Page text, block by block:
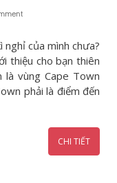
nghỉ của mình chưa?
thiệu cho bạn thiên
là vùng Cape Town
phải là điểm đến
CHI TIẾT